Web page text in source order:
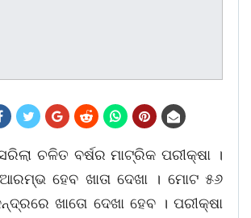
ଚଳିତ ବର୍ଷର ମାଟ୍ରିକ ପରୀକ୍ଷା ।
ହେବ ଖାତା ଦେଖା । ମୋଟ ୫୬
ଖାତୋ ଦେଖା ହେବ । ପରୀକ୍ଷା